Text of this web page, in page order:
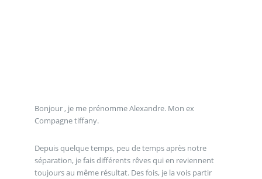
Bonjour , je me prénomme Alexandre. Mon ex
Compagne tiffany.
Depuis quelque temps, peu de temps après notre
séparation, je fais différents rêves qui en reviennent
toujours au même résultat. Des fois, je la vois partir